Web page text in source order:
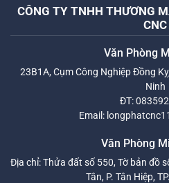
CÔNG TY TNHH THƯƠNG
CNC
Văn Phòng
23B1A, Cụm Công Nghiệp Đồng
Ninh
ĐT:
Email:
Văn Phòng
Địa chỉ: Thửa đất số 550, Tờ bản đồ
Tân, P. Tân Hiệp,